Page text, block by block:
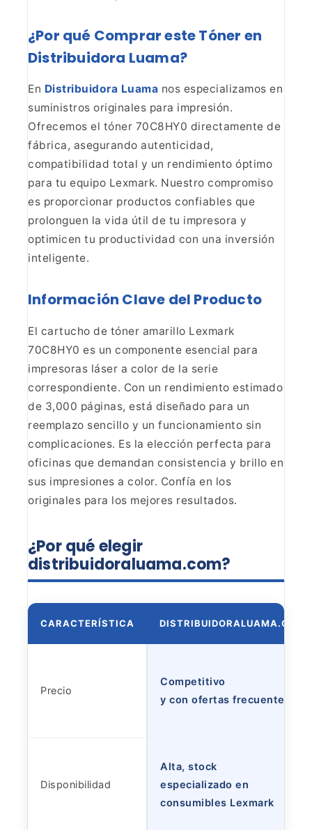
¿Por qué Comprar este Tóner en
Distribuidora Luama?
En Distribuidora Luama nos especializamos en
suministros originales para impresión.
Ofrecemos el tóner 70C8HY0 directamente de
fábrica, asegurando autenticidad,
compatibilidad total y un rendimiento óptimo
para tu equipo Lexmark. Nuestro compromiso
es proporcionar productos confiables que
prolonguen la vida útil de tu impresora y
optimicen tu productividad con una inversión
inteligente.
Información Clave del Producto
El cartucho de tóner amarillo Lexmark
70C8HY0 es un componente esencial para
impresoras láser a color de la serie
correspondiente. Con un rendimiento estimado
de 3,000 páginas, está diseñado para un
reemplazo sencillo y un funcionamiento sin
complicaciones. Es la elección perfecta para
oficinas que demandan consistencia y brillo en
sus impresiones a color. Confía en los
originales para los mejores resultados.
¿Por qué elegir
distribuidoraluama.com?
CARACTERÍSTICA DISTRIBUIDORALUAMA.COM
Precio
Competitivo
y con ofertas frecuentes
Disponibilidad
Alta, stock
especializado en
consumibles Lexmark